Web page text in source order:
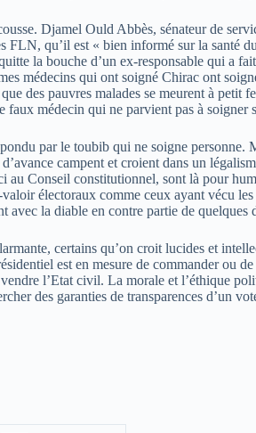
Djamel Ould Abbès, sénateur de
qu’il est « bien informé sur la santé
la bouche d’un ex-responsable qui a
médecins qui ont soigné Chirac ont
des pauvres malades se meurent à petit
médecin qui ne parvient pas à soigner
par le toubib qui ne soigne personne.
campent et croient dans un
Conseil constitutionnel, sont là pour
électoraux comme ceux ayant vécu
avec la diable en contre partie de
certains qu’on croit lucides et
est en mesure de commander ou
l’Etat civil. La morale et l’éthique
des garanties de transparences d’un